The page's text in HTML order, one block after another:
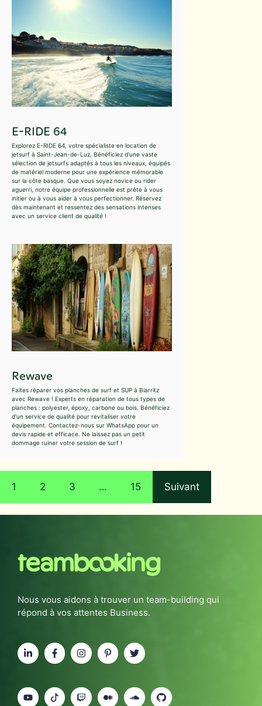
E-RIDE 64
Explorez E-RIDE 64, votre spécialiste en location de
jetsurf à Saint-Jean-de-Luz. Bénéficiez d'une vaste
sélection de jetsurfs adaptés à tous les niveaux, équipés
de matériel moderne pour une expérience mémorable
sur la côte basque. Que vous soyez novice ou rider
aguerri, notre équipe professionnelle est prête à vous
initier ou à vous aider à vous perfectionner. Réservez
dès maintenant et ressentez des sensations intenses
avec un service client de qualité !
Rewave
Faites réparer vos planches de surf et SUP à Biarritz
avec Rewave ! Experts en réparation de tous types de
planches : polyester, époxy, carbone ou bois. Bénéficiez
d'un service de qualité pour revitaliser votre
équipement. Contactez-nous sur WhatsApp pour un
devis rapide et efficace. Ne laissez pas un petit
dommage ruiner votre session de surf !
1 2 3 … 15 Suivant
Nous vous aidons à trouver un team-building qui
répond à vos attentes Business.